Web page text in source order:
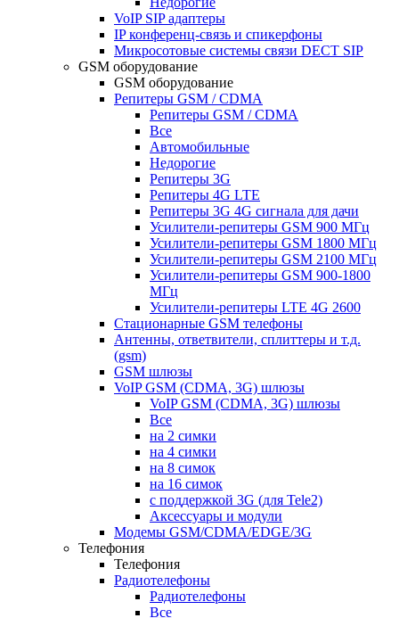
VoIP SIP адаптеры
IP конференц-связь и спикерфоны
Микросотовые системы связи DECT SIP
GSM оборудование
GSM оборудование
Репитеры GSM / CDMA
Репитеры GSM / CDMA
Все
Автомобильные
Недорогие
Репитеры 3G
Репитеры 4G LTE
Репитеры 3G 4G сигнала для дачи
Усилители-репитеры GSM 900 МГц
Усилители-репитеры GSM 1800 МГц
Усилители-репитеры GSM 2100 МГц
Усилители-репитеры GSM 900-1800
МГц
Усилители-репитеры LTE 4G 2600
Стационарные GSM телефоны
Антенны, ответвители, сплиттеры и т.д.
(gsm)
GSM шлюзы
VoIP GSM (CDMA, 3G) шлюзы
VoIP GSM (CDMA, 3G) шлюзы
Все
на 2 симки
на 4 симки
на 8 симок
на 16 симок
с поддержкой 3G (для Tele2)
Аксессуары и модули
Модемы GSM/CDMA/EDGE/3G
Телефония
Телефония
Радиотелефоны
Радиотелефоны
Все